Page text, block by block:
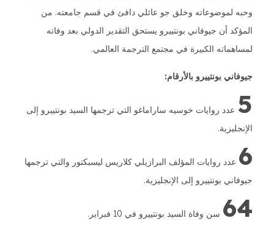
وحبه لموضوعاته وخلق جو عائلي دافئ في قسم جامعته. من
المؤكد أن جيوفاني بونتييرو يستحق التقدير الدولي بعد وفاته
لمساهماته الكبيرة في مجتمع الترجمة العالمي.
جيوفاني بونتييرو بالأرقام:
5 عدد روايات خوسيه ساراماغو التي ترجمها السيد بونتييرو إلى
الإنجليزية.
6 عدد روايات المؤلف البرازيلي كلاريس ليسبكتور والتي ترجمها
جيوفاني بونتييرو إلى الإنجليزية.
64 سن وفاة السيد بونتييرو في 10 فبراير.